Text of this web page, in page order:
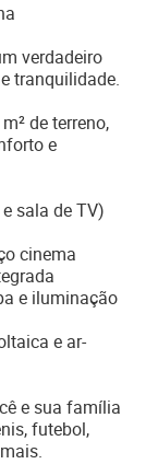
verdadeiro
tranquilidade.
de terreno,
e
sala de TV)
cinema
e iluminação
e ar-
e sua família
futebol,